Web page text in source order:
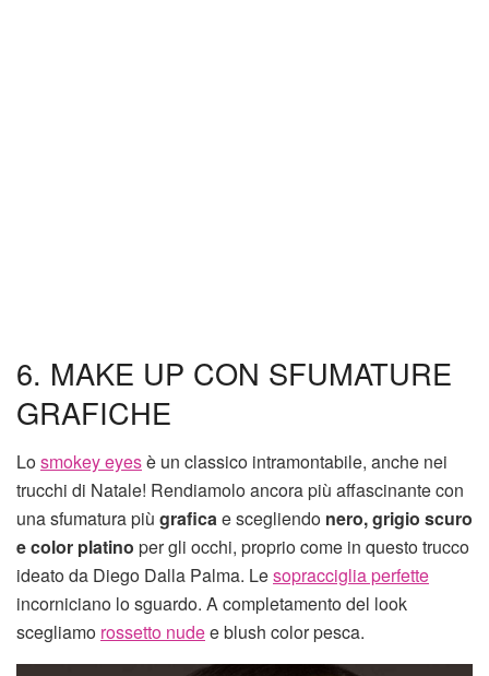
6. MAKE UP CON SFUMATURE
GRAFICHE
Losmokey eyesè un classico intramontabile, anche nei
trucchi di Natale! Rendiamolo ancora più affascinante con
una sfumatura più graficae scegliendo nero, grigio scuro
e color platino per gli occhi, proprio come in questo trucco
ideato da Diego Dalla Palma. Lesopracciglia perfette
incorniciano lo sguardo. A completamento del look
scegliamo rossetto nudee blush color pesca.